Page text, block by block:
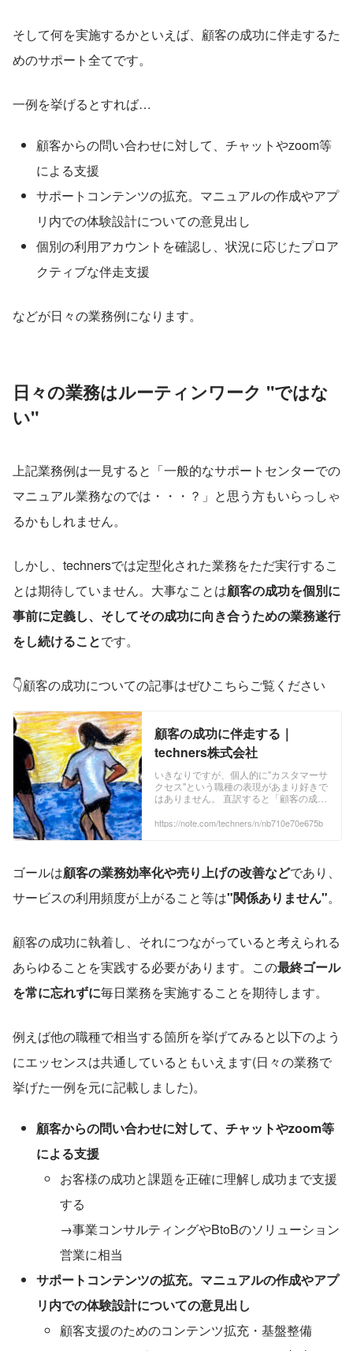
そして何を実施するかといえば、顧客の成功に伴走するた
めのサポート全てです。
一例を挙げるとすれば…
顧客からの問い合わせに対して、チャットやzoom等
による支援
サポートコンテンツの拡充。マニュアルの作成やアプ
リ内での体験設計についての意見出し
個別の利用アカウントを確認し、状況に応じたプロア
クティブな伴走支援
などが日々の業務例になります。
日々の業務はルーティンワーク "ではな
い"
上記業務例は一見すると「一般的なサポートセンターでの
マニュアル業務なのでは・・・？」と思う方もいらっしゃ
るかもしれません。
しかし、technersでは定型化された業務をただ実行するこ
とは期待していません。大事なことは顧客の成功を個別に
事前に定義し、そしてその成功に向き合うための業務遂行
をし続けることです。
👇顧客の成功についての記事はぜひこちらご覧ください
顧客の成功に伴走する｜
techners株式会社
いきなりですが、個人的に"カスタマーサ
クセス"という職種の表現があまり好きで
はありません。 直訳すると「顧客の成
職種が担うことではなく、会社で一丸と
あるとも言えます。 ...
https://note.com/techners/n/nb710e70e675b
ゴールは顧客の業務効率化や売り上げの改善などであり、
サービスの利用頻度が上がること等は"関係ありません"。
顧客の成功に執着し、それにつながっていると考えられる
あらゆることを実践する必要があります。この最終ゴール
を常に忘れずに毎日業務を実施することを期待します。
例えば他の職種で相当する箇所を挙げてみると以下のよう
にエッセンスは共通しているともいえます(日々の業務で
挙げた一例を元に記載しました)。
顧客からの問い合わせに対して、チャットやzoom等
による支援
お客様の成功と課題を正確に理解し成功まで支援
する
→事業コンサルティングやBtoBのソリューション
営業に相当
サポートコンテンツの拡充。マニュアルの作成やアプ
リ内での体験設計についての意見出し
顧客支援のためのコンテンツ拡充・基盤整備